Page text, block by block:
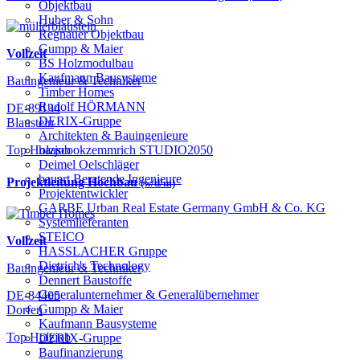
Objektbau
Huber & Sohn
Regnauer Objektbau
Gumpp & Maier
BS Holzmodulbau
Kaufmann Bausysteme
Timber Homes
Rudolf HÖRMANN
DERIX-Gruppe
Architekten & Bauingenieure
haascookzemmrich STUDIO2050
Deimel Oelschläger
bauart Beratende Ingenieure
Projektentwickler
GARBE Urban Real Estate Germany GmbH & Co. KG
Systemlieferanten
STEICO
HASSLACHER Gruppe
Dietrich's Technology
Dennert Baustoffe
Generalunternehmer & Generalübernehmer
Gumpp & Maier
Kaufmann Bausysteme
DERIX-Gruppe
Baufinanzierung
Vollzeit
Bauingenieur & Techniker
DE-89134
Blaustein
Top Holzjob
Projektleitung Hochbau(w/d/m)
Vollzeit
Bauingenieur & Techniker
DE-84405
Dorfen
Top Holzjob